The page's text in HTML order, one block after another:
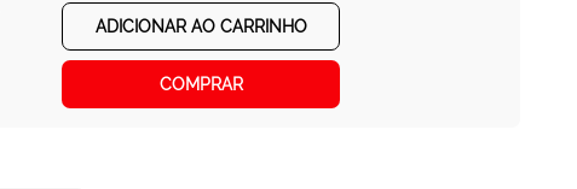
ADICIONAR AO CARRINHO
COMPRAR